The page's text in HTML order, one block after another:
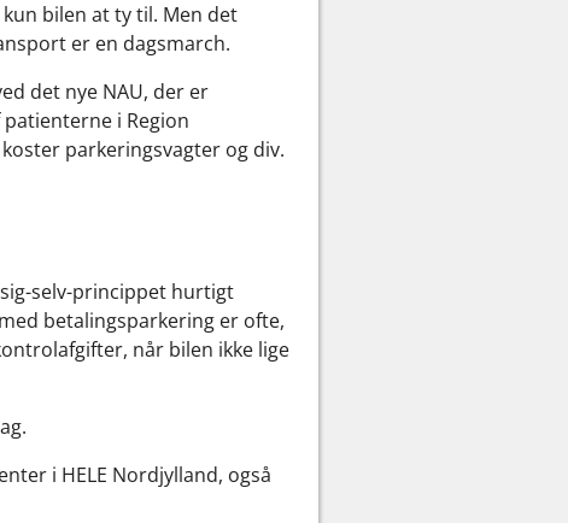
bilen at ty til. Men det
er en dagsmarch.
det nye NAU, der er
i Region
parkeringsvagter og div.
selv-princippet hurtigt
betalingsparkering er ofte,
når bilen ikke lige
i HELE Nordjylland, også